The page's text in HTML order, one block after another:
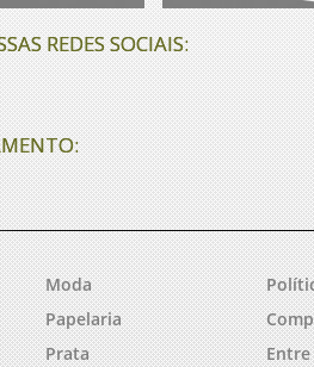
REDES SOCIAIS:
Moda
Papelaria
Prata